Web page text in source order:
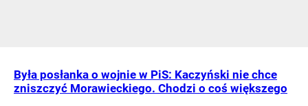
Była posłanka o wojnie w PiS: Kaczyński nie chce
zniszczyć Morawieckiego. Chodzi o coś większego